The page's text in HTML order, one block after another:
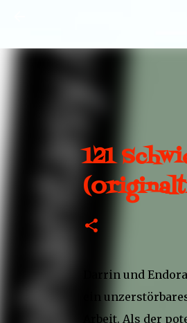
121
Darrin und
ein
Arbeit. Als der